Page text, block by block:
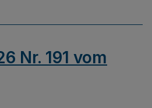
Nr. 191 vom